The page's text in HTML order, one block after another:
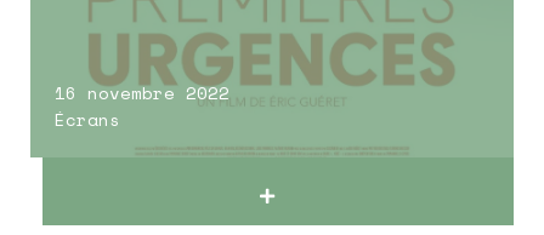
16 novembre 2022
Écrans